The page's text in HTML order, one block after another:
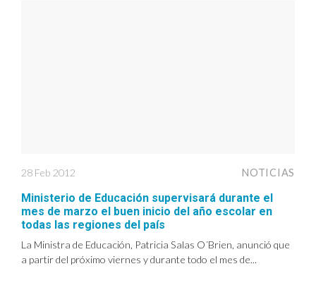
28 Feb 2012 NOTICIAS
Ministerio de Educación supervisará durante el
mes de marzo el buen inicio del año escolar en
todas las regiones del país
La Ministra de Educación, Patricia Salas O´Brien, anunció que
a partir del próximo viernes y durante todo el mes de...